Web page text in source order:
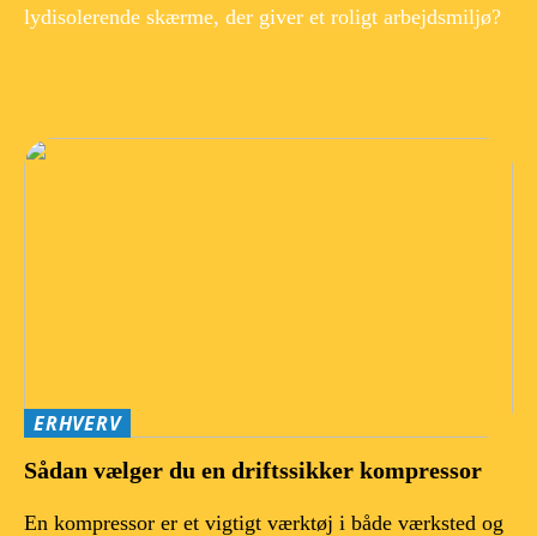
lydisolerende skærme, der giver et roligt arbejdsmiljø?
ERHVERV
Sådan vælger du en driftssikker kompressor
En kompressor er et vigtigt værktøj i både værksted og